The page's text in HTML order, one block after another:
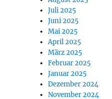
Juli 2025
Juni 2025
Mai 2025
April 2025
März 2025
Februar 2025
Januar 2025
Dezember 2024
November 2024